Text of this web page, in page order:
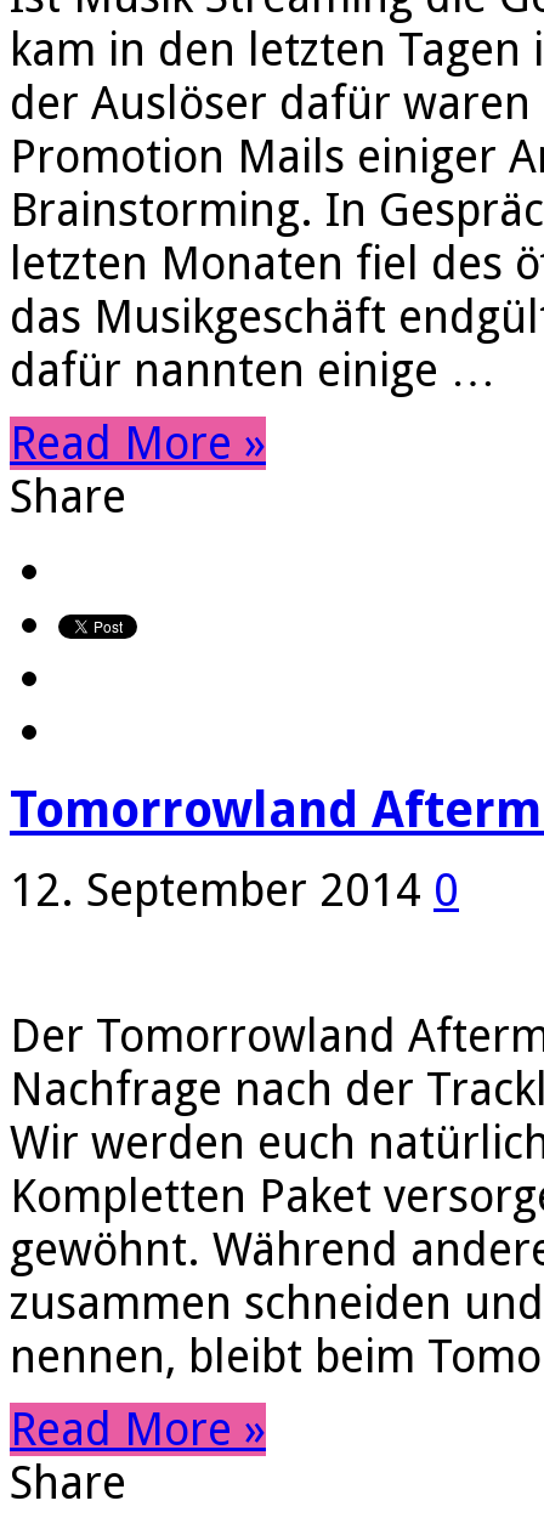
kam in den letzten
der Auslöser dafür
Promotion Mails einiger
Brainstorming. In
letzten Monaten fiel des
das Musikgeschäft
dafür nannten einige …
Read More »
Share
Tomorrowland
12. September 2014 0
Der Tomorrowland
Nachfrage nach der
Wir werden euch
Kompletten Paket
gewöhnt. Während
zusammen schneiden
nennen, bleibt beim
Read More »
Share